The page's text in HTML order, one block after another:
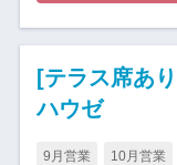
[テラス席あ
ハウゼ
9月営業 10月営業